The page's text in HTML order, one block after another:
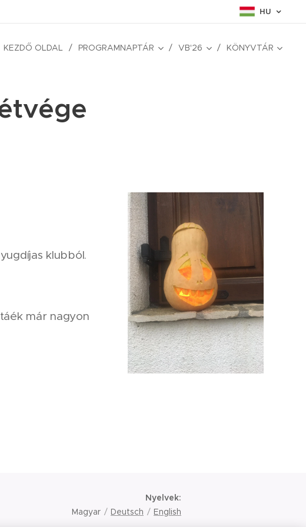
HU
KEZDŐ OLDAL PROGRAMNAPTÁR VB'26 KÖNYVTÁR
klubból.
már nagyon
Nyelvek
Magyar
Deutsch English